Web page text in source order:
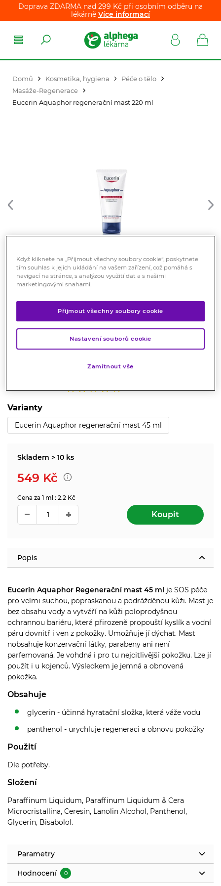
Doprava ZDARMA nad 299 Kč při osobním odběru na
lékárně Více informací
Domů Kosmetika, hygiena
Péče o tělo
Masáže-Regenerace
Eucerin Aquaphor regenerační mast 220 ml
Eucerin Aquaphor regenerační
mast 220 ml
Varianty
Eucerin Aquaphor regenerační mast 45 ml
Skladem > 10 ks
549 Kč
Cena za 1 ml : 2.2 Kč
Koupit
Popis
Eucerin Aquaphor Regenerační mast 45 ml je SOS péče
pro velmi suchou, popraskanou a podrážděnou kůži. Mast je
bez obsahu vody a vytváří na kůži poloprodyšnou
ochrannou bariéru, která přirozeně propouští kyslík a vodní
páru dovnitř i ven z pokožky. Umožňuje jí dýchat. Mast
nobsahuje konzervační látky, parabeny ani není
parfemovaná. Je vohdná i pro tu nejcitlivější pokožku. Lze jí
použít i u kojenců. Výsledkem je jemná a obnovená
pokožka.
Obsahuje
glycerin - účinná hyratační složka, která váže vodu
panthenol - urychluje regeneraci a obnovu pokožky
Použití
Dle potřeby.
Složení
Paraffinum Liquidum, Paraffinum Liquidum & Cera
Microcristallina, Ceresin, Lanolin Alcohol, Panthenol,
Glycerin, Bisabolol.
Parametry
Hodnocení 0
Když kliknete na „Přijmout všechny soubory cookie“, poskytnete
tím souhlas k jejich ukládání na vašem zařízení, což pomáhá s
navigací na stránce, s analýzou využití dat a s našimi
marketingovými snahami.
Přijmout všechny soubory cookie
Nastavení souborů cookie
Zamítnout vše